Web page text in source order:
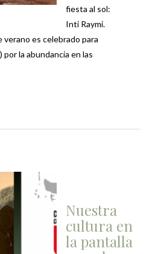
fiesta al sol:
Inti Raymi.
es celebrado para
la abundancia en las
Nuestra
cultura en
la pantalla